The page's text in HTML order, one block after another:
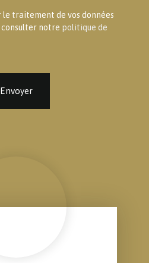
le traitement de vos données
notre politique de
Envoyer